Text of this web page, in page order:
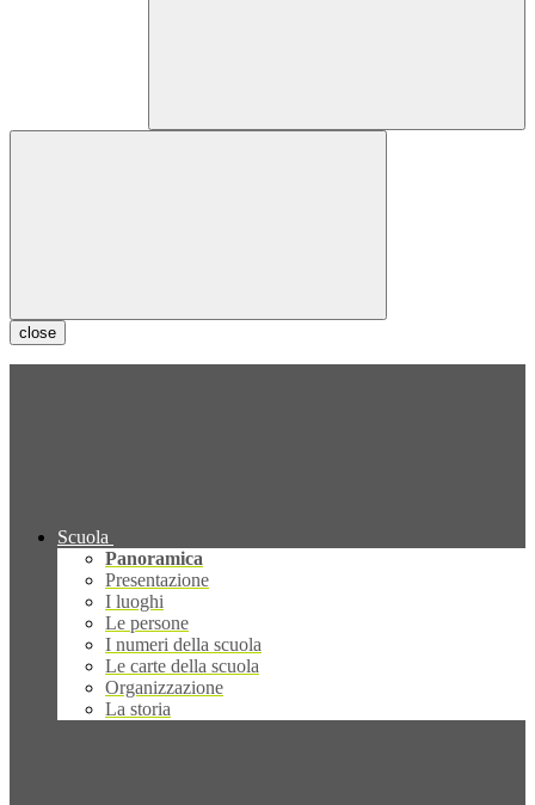
close
Scuola
Panoramica
Presentazione
I luoghi
Le persone
I numeri della scuola
Le carte della scuola
Organizzazione
La storia